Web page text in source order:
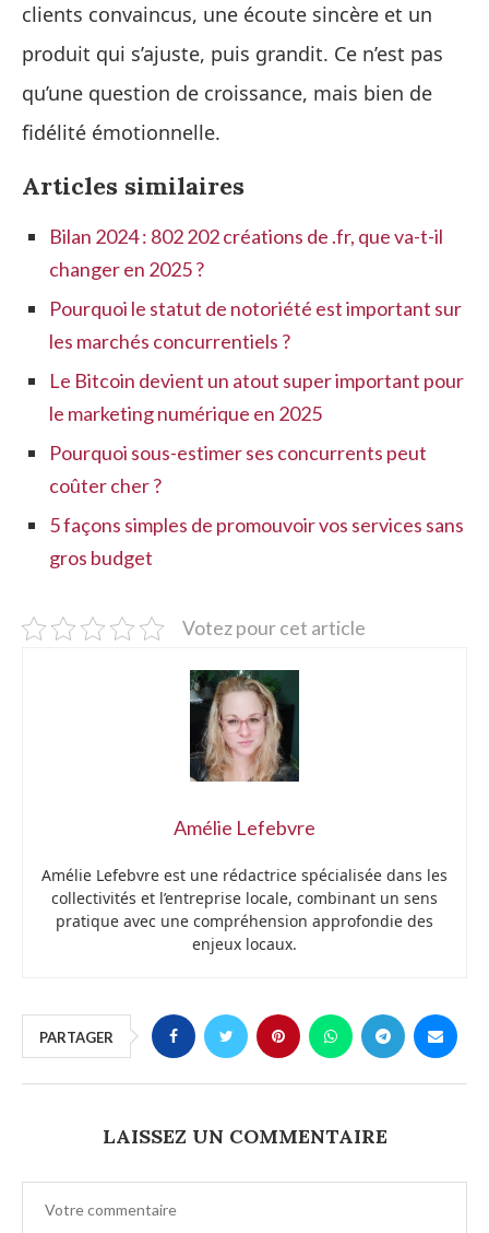
clients convaincus, une écoute sincère et un
produit qui s’ajuste, puis grandit. Ce n’est pas
qu’une question de croissance, mais bien de
fidélité émotionnelle.
Articles similaires
Bilan 2024 : 802 202 créations de .fr, que va-t-il
changer en 2025 ?
Pourquoi le statut de notoriété est important sur
les marchés concurrentiels ?
Le Bitcoin devient un atout super important pour
le marketing numérique en 2025
Pourquoi sous-estimer ses concurrents peut
coûter cher ?
5 façons simples de promouvoir vos services sans
gros budget
Votez pour cet article
Amélie Lefebvre
Amélie Lefebvre est une rédactrice spécialisée dans les
collectivités et l’entreprise locale, combinant un sens
pratique avec une compréhension approfondie des
enjeux locaux.
PARTAGER
LAISSEZ UN COMMENTAIRE